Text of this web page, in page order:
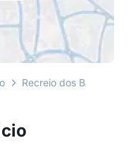
Recreio dos